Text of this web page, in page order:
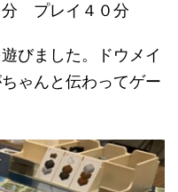
プレイ４０分
びました。ドウメイ
ゃんと伝わってゲー